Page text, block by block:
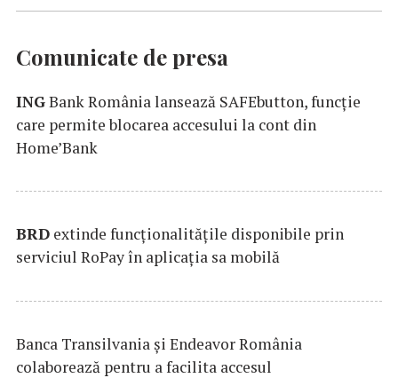
Comunicate de presa
INGBank România lansează SAFEbutton, funcţie
care permite blocarea accesului la cont din
Home’Bank
BRD extinde funcţionalităţile disponibile prin
serviciul RoPay în aplicaţia sa mobilă
Banca Transilvania şi Endeavor România
colaborează pentru a facilita accesul